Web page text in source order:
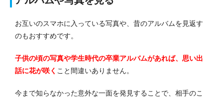
お互いのスマホに入っている写真や、昔のアルバムを見返す
のもおすすめです。
子供の頃の写真や学生時代の卒業アルバムがあれば、思い出
話に花が咲く こと間違いありません。
今まで知らなかった意外な一面を発見することで、相手のこ